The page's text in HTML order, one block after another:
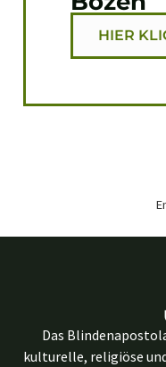
HIER
Das
kulturelle, religiöse